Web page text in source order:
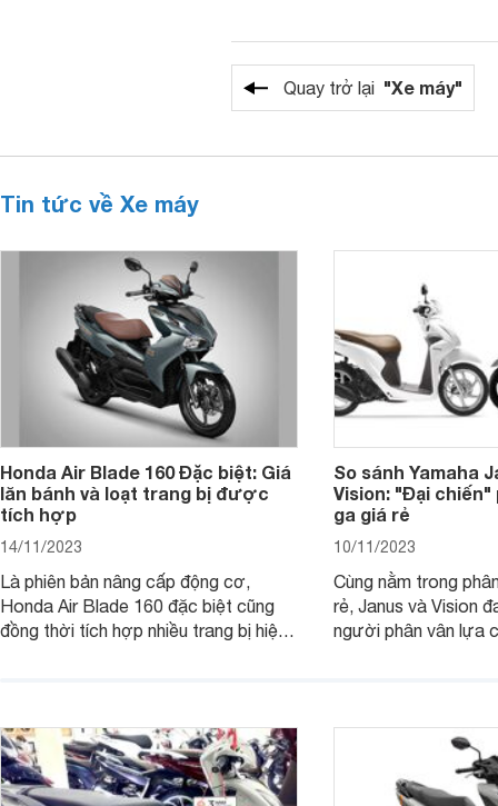
Quay trở lại "Xe máy"
Tin tức về Xe máy
Honda Air Blade 160 Đặc biệt: Giá
lăn bánh và loạt trang bị được
tích hợp
14/11/2023
Là phiên bản nâng cấp động cơ,
Honda Air Blade 160 đặc biệt cũng
đồng thời tích hợp nhiều trang bị hiện
So sánh Yamaha
Vision: "Đại chiến"
ga giá rẻ
10/11/2023
Cùng nằm trong
rẻ, Janus và Vision
người phân vân lựa